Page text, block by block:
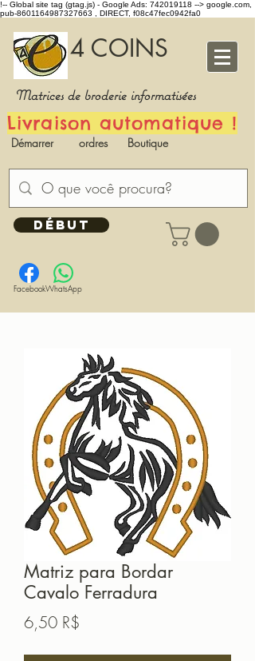
!-- Global site tag (gtag.js) - Google Ads: 742019118 --> google.com,
pub-8601164987327663 , DIRECT, f08c47fec0942fa0
4 COINS
Matrices de broderie informatisées
Livraison automatique !
Démarrer ordres Boutique
DÉBUT
FacebookWhatsApp
Matriz para Bordar
Cavalo Ferradura
6,50 R$